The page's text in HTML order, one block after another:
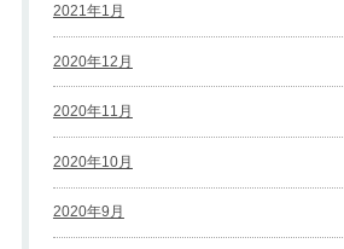
2021年1月
2020年12月
2020年11月
2020年10月
2020年9月